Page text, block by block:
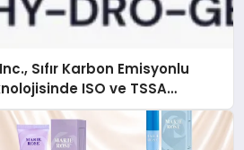
Sıfır Karbon Emisyonlu
ISO ve TSSA
Aldı